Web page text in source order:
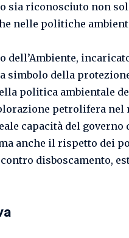
sia riconosciuto non
nelle politiche
dell’Ambiente,
simbolo della
politica ambientale
petrolifera nel
capacità del
anche il rispetto dei
disboscamento,